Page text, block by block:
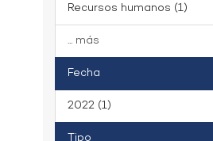
Recursos humanos (1)
... más
Fecha
2022 (1)